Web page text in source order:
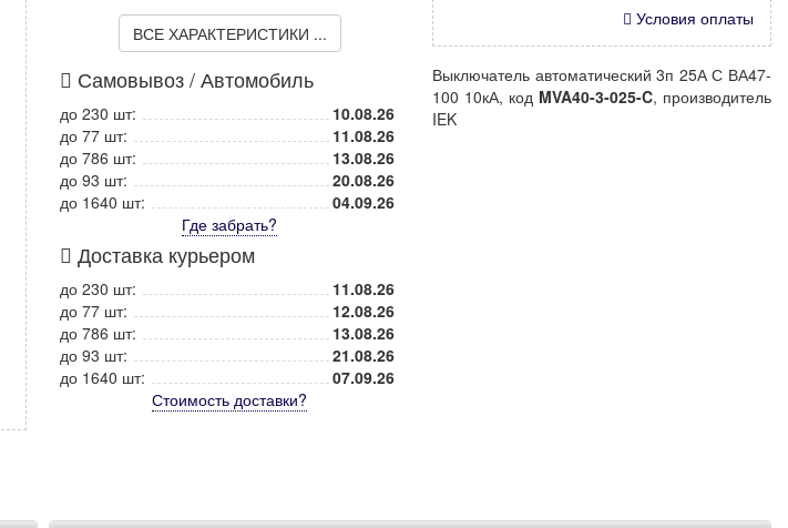
ВСЕ ХАРАКТЕРИСТИКИ ...
Самовывоз / Автомобиль
до 230 шт:
10.08.26
до 77 шт:
11.08.26
до 786 шт:
13.08.26
до 93 шт:
20.08.26
до 1640 шт:
04.09.26
Где забрать?
Доставка курьером
до 230 шт:
11.08.26
до 77 шт:
12.08.26
до 786 шт:
13.08.26
до 93 шт:
21.08.26
до 1640 шт:
07.09.26
Стоимость доставки?
Условия оплаты
Выключатель автоматический 3п 25А С ВА47-
100 10кА, код MVA40-3-025-C, производитель
IEK